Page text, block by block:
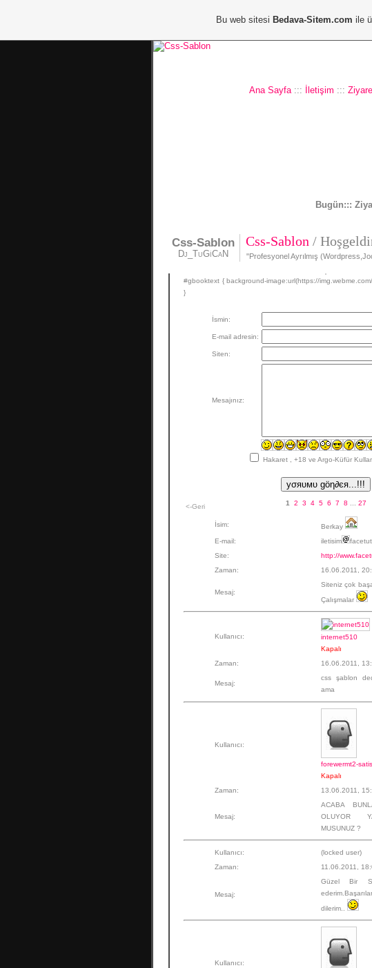
Ana Sayfa::: İletişim :::
Bugün:::
Css-Sablon
Dj_TuGiCaN
Css-Sablon /
"Profesyonel Ayrılmış
#gbooktext { background-image:url(https://
}
İsmin:
E-mail adresin:
Siten:
Mesajınız:
Hakaret , +18 ve Argo-Küfür
<-Geri 1 2 3 4 5 6 7 8 27
İsim:
Berkay
E-mail:
iletisim
Site:
http://
Zaman:
16.06.2011,
Mesaj:
Siteniz çok
Çalışmalar
Kullanıcı:
internet510
Kapalı
Zaman:
16.06.2011,
Mesaj:
css şablon
ama
Kullanıcı:
forewermt2-satis
Kapalı
Zaman:
13.06.2011,
Mesaj:
ACABA
OLUYOR
MUSUNUZ ?
Kullanıcı:
(locked user)
Zaman:
11.06.2011,
Mesaj:
Güzel Bir
dilerim..
Kullanıcı:
Bu web sitesi Bedava-Sitem.com ile